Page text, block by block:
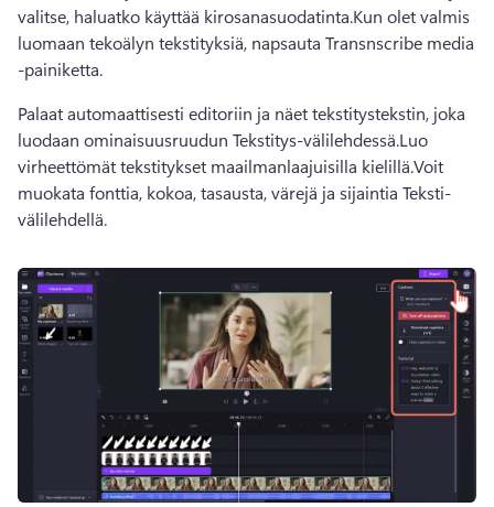
valitse, haluatko käyttää kirosanasuodatinta.Kun olet valmis
luomaan tekoälyn tekstityksiä, napsauta Transnscribe media
-painiketta.
Palaat automaattisesti editoriin ja näet tekstitystekstin, joka
luodaan ominaisuusruudun Tekstitys-välilehdessä.Luo
virheettömät tekstitykset maailmanlaajuisilla kielillä.Voit
muokata fonttia, kokoa, tasausta, värejä ja sijaintia Teksti-
välilehdellä.